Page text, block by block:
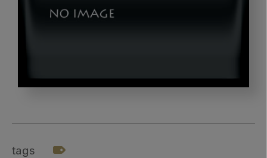
tags